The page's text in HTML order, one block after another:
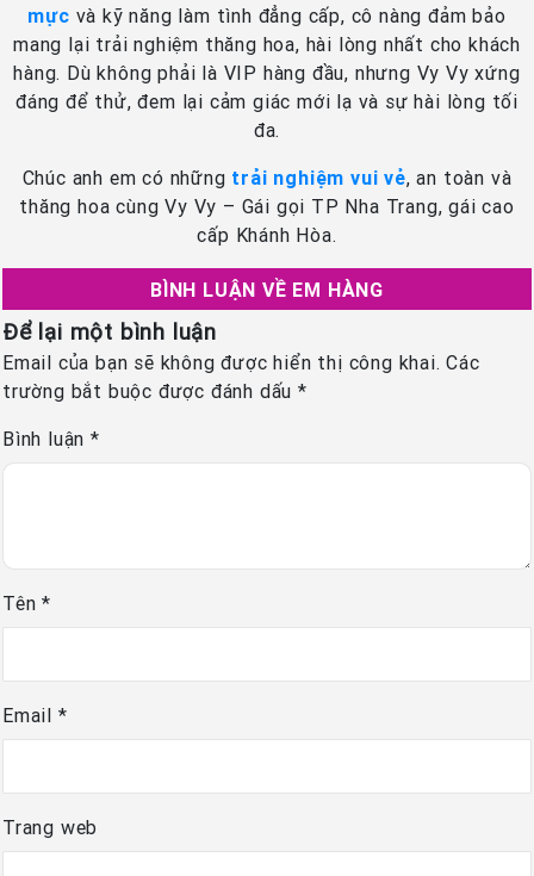
mực và kỹ năng làm tình đẳng cấp, cô nàng đảm bảo
mang lại trải nghiệm thăng hoa, hài lòng nhất cho khách
hàng. Dù không phải là VIP hàng đầu, nhưng Vy Vy xứng
đáng để thử, đem lại cảm giác mới lạ và sự hài lòng tối
đa.
Chúc anh em có những trải nghiệm vui vẻ, an toàn và
thăng hoa cùng Vy Vy – Gái gọi TP Nha Trang, gái cao
cấp Khánh Hòa.
BÌNH LUẬN VỀ EM HÀNG
Để lại một bình luận
Email của bạn sẽ không được hiển thị công khai. Các
trường bắt buộc được đánh dấu*
Bình luận *
Tên*
Email *
Trang web